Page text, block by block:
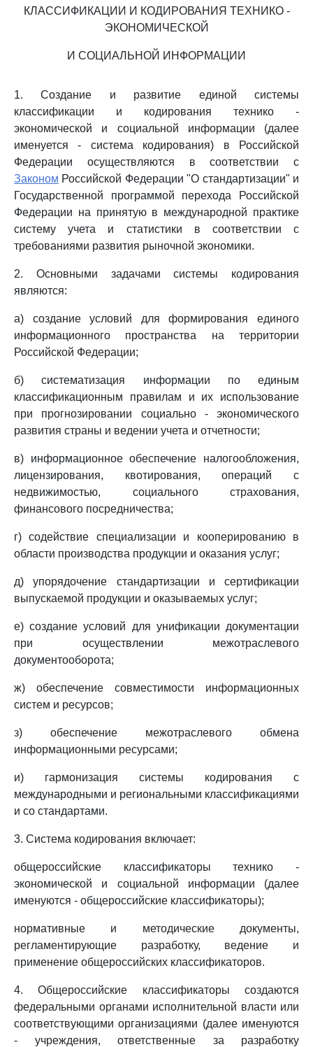
КЛАССИФИКАЦИИ И КОДИРОВАНИЯ ТЕХНИКО -
ЭКОНОМИЧЕСКОЙ
И СОЦИАЛЬНОЙ ИНФОРМАЦИИ
1. Создание и развитие единой системы
классификации и кодирования технико -
экономической и социальной информации (далее
именуется - система кодирования) в Российской
Федерации осуществляются в соответствии с
Законом Российской Федерации "О стандартизации" и
Государственной программой перехода Российской
Федерации на принятую в международной практике
систему учета и статистики в соответствии с
требованиями развития рыночной экономики.
2. Основными задачами системы кодирования
являются:
а) создание условий для формирования единого
информационного пространства на территории
Российской Федерации;
б) систематизация информации по единым
классификационным правилам и их использование
при прогнозировании социально - экономического
развития страны и ведении учета и отчетности;
в) информационное обеспечение налогообложения,
лицензирования, квотирования, операций с
недвижимостью, социального страхования,
финансового посредничества;
г) содействие специализации и кооперированию в
области производства продукции и оказания услуг;
д) упорядочение стандартизации и сертификации
выпускаемой продукции и оказываемых услуг;
е) создание условий для унификации документации
при осуществлении межотраслевого
документооборота;
ж) обеспечение совместимости информационных
систем и ресурсов;
з) обеспечение межотраслевого обмена
информационными ресурсами;
и) гармонизация системы кодирования с
международными и региональными классификациями
и со стандартами.
3. Система кодирования включает:
общероссийские классификаторы технико -
экономической и социальной информации (далее
именуются - общероссийские классификаторы);
нормативные и методические документы,
регламентирующие разработку, ведение и
применение общероссийских классификаторов.
4. Общероссийские классификаторы создаются
федеральными органами исполнительной власти или
соответствующими организациями (далее именуются
- учреждения, ответственные за разработку